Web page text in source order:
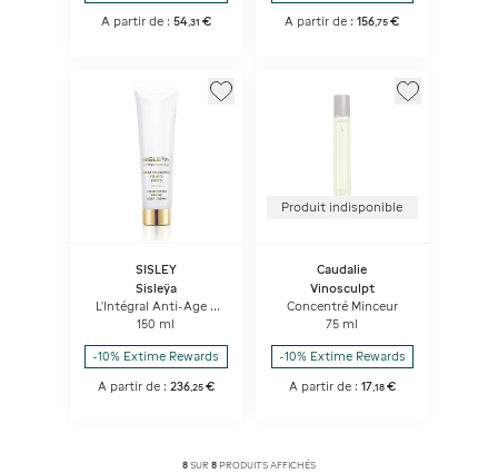
A partir de : 54, 31 € A partir de :156 ,75 €
SISLEY
Sisleÿa
L'Intégral Anti-Age -
Crème Concentrée
Fermeté Corps
150 ml
-10% Extime Rewards
A partir de : 236, 25 €
Produit indisponible
Caudalie
Vinosculpt
Concentré Minceur
75 ml
-10% Extime Rewards
A partir de : 17 18 €
8 SUR 8 PRODUITS AFFICHÉS